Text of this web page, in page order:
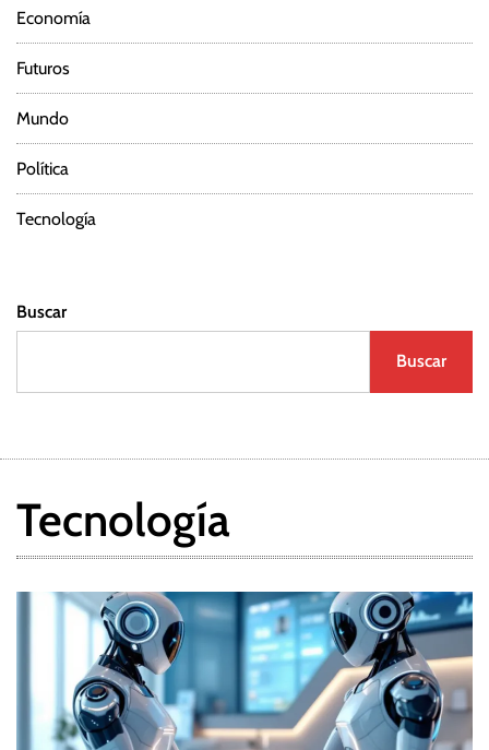
Economía
Futuros
Mundo
Política
Tecnología
Buscar
Buscar
Tecnología